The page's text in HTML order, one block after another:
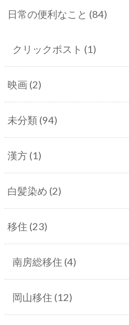
日常の便利なこと (84)
クリックポスト (1)
映画 (2)
未分類 (94)
漢方 (1)
白髪染め (2)
移住 (23)
南房総移住 (4)
岡山移住 (12)